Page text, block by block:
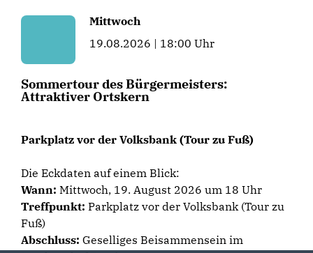
Mittwoch
19.08.2026 | 18:00 Uhr
Sommertour des Bürgermeisters:
Attraktiver Ortskern
Parkplatz vor der Volksbank (Tour zu Fuß)
Die Eckdaten auf einem Blick:
Wann: Mittwoch, 19. August 2026 um 18 Uhr
Treffpunkt: Parkplatz vor der Volksbank (Tour zu
Fuß)
Abschluss: Geselliges Beisammensein im